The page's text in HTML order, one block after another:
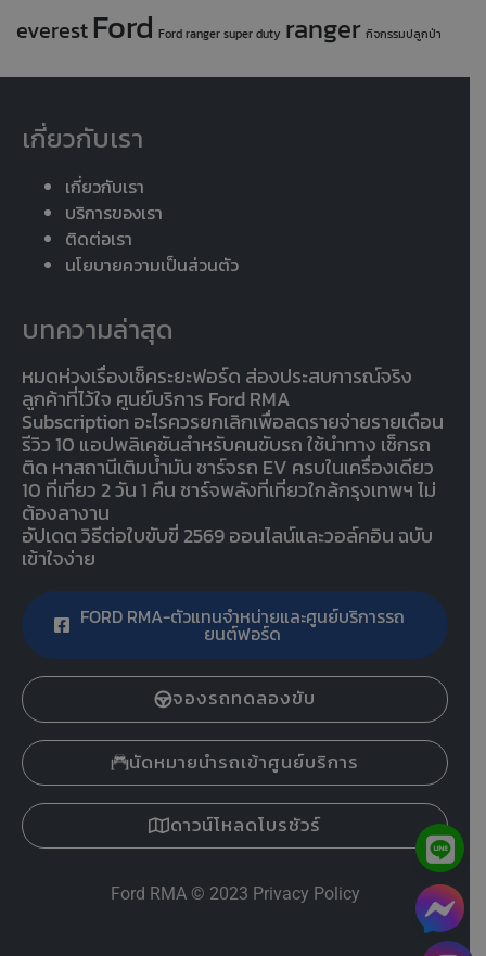
everest Ford Ford ranger super duty ranger กิจกรรมปลูกป่า
เกี่ยวกับเรา
เกี่ยวกับเรา
บริการของเรา
ติดต่อเรา
นโยบายความเป็นส่วนตัว
บทความล่าสุด
หมดห่วงเรื่องเช็คระยะฟอร์ด ส่องประสบการณ์จริง
ลูกค้าที่ไว้ใจ ศูนย์บริการ Ford RMA
Subscription อะไรควรยกเลิกเพื่อลดรายจ่ายรายเดือน
รีวิว 10 แอปพลิเคชันสำหรับคนขับรถ ใช้นำทาง เช็กรถ
ติด หาสถานีเติมน้ำมัน ชาร์จรถ EV ครบในเครื่องเดียว
10 ที่เที่ยว 2 วัน 1 คืน ชาร์จพลังที่เที่ยวใกล้กรุงเทพฯ ไม่
ต้องลางาน
อัปเดต วิธีต่อใบขับขี่ 2569 ออนไลน์และวอล์คอิน ฉบับ
เข้าใจง่าย
FORD RMA-ตัวแทนจำหน่ายและศูนย์บริการรถ
ยนต์ฟอร์ด
จองรถทดลองขับ
นัดหมายนำรถเข้าศูนย์บริการ
ดาวน์โหลดโบรชัวร์
Ford RMA© 2023 Privacy Policy